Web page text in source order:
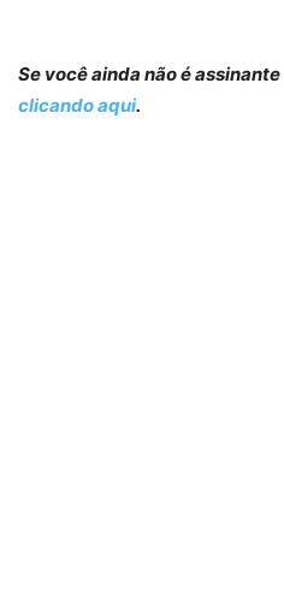
Se você ainda não é
clicando aqui.